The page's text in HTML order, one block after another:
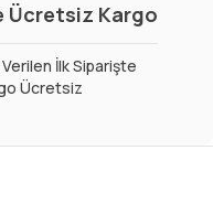
Ücretsiz Kargo
İlk Siparişte
Ücretsiz